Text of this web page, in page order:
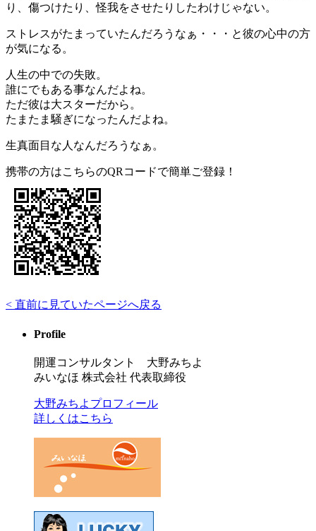
り、傷つけたり、怪我をさせたりしたわけじゃない。
ストレスがたまっていたんだろうなぁ・・・と彼の心中の方
が気になる。
人生の中での失敗。
誰にでもある事なんだよね。
ただ彼は大スターだから。
たまたま騒ぎになったんだよね。
生真面目な人なんだろうなぁ。
携帯の方はこちらのQRコードで簡単ご登録！
< 直前に見ていたページへ戻る
Profile
開運コンサルタント 大野みちよ
みいなほ 株式会社 代表取締役
大野みちよプロフィール
詳しくはこちら